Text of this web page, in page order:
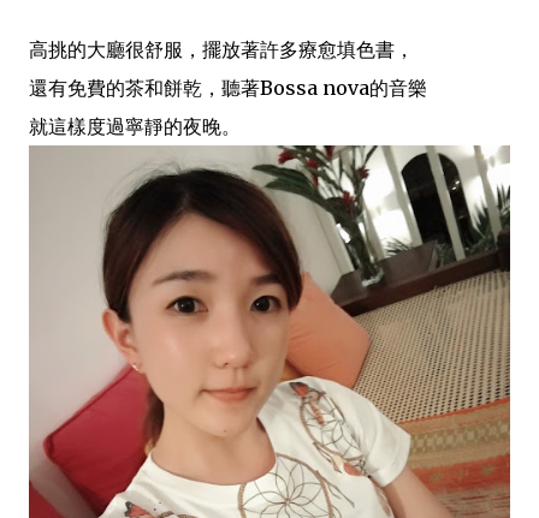
高挑的大廳很舒服，擺放著許多療愈填色書，
還有免費的茶和餅乾，聽著Bossa nova的音樂
就這樣度過寧靜的夜晚。